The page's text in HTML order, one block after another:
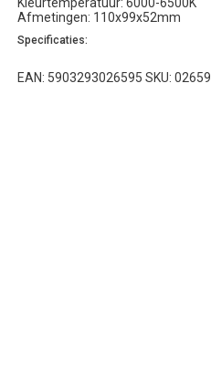
Afmetingen: 110x99x52mm
Specificaties:
EAN: 5903293026595 SKU: 02659